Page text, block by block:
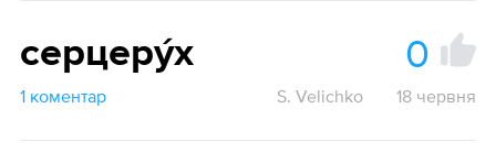
серцеру́х 0
1 коментар S. Velichko 18 червня